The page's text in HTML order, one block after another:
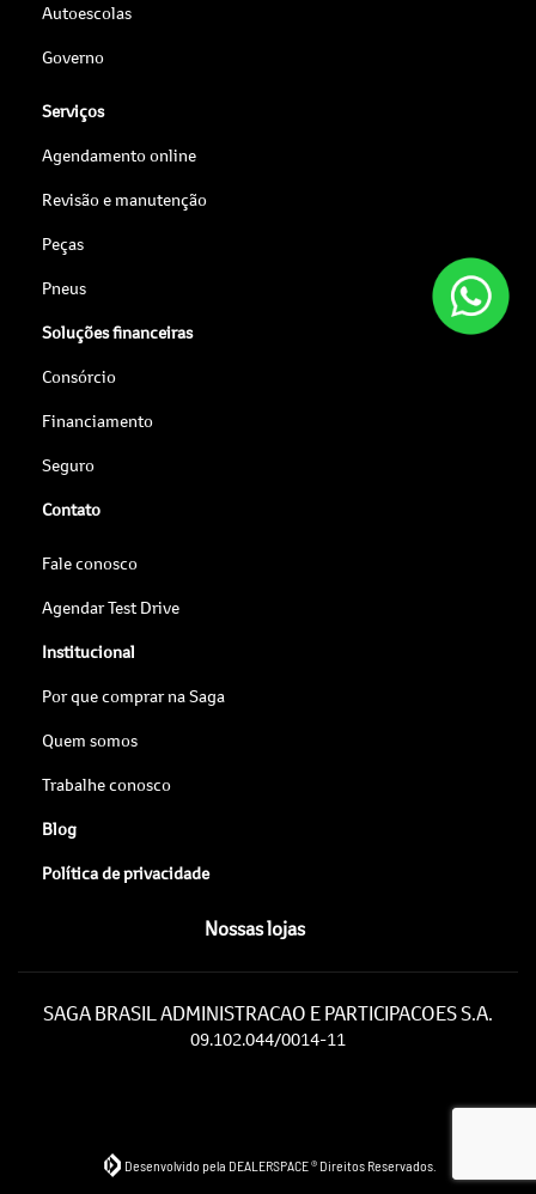
Autoescolas
Governo
Serviços
Agendamento online
Revisão e manutenção
Peças
Pneus
Soluções financeiras
Consórcio
Financiamento
Seguro
Contato
Fale conosco
Agendar Test Drive
Institucional
Por que comprar na Saga
Quem somos
Trabalhe conosco
Blog
Política de privacidade
Nossas lojas
SAGA BRASIL ADMINISTRACAO E PARTICIPACOES S.A.
09.102.044/0014-11
Desenvolvido pela DEALERSPACE ® Direitos Reservados.